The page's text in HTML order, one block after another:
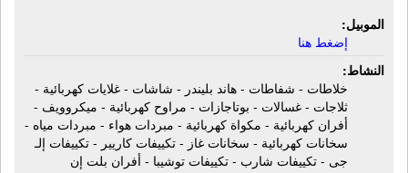
الموبيل:
إضغط هنا
النشاط:
خلاطات - شفاطات - هاند بليندر - شاشات - غلايات كهربائية -
ثلاجات - غسالات - بوتاجازات - مراوح كهربائية - ميكروويف -
أفران كهربائية - مكواة كهربائية - مبردات هواء - مبردات مياه -
سخانات كهربائية - سخانات غاز - تكييفات كاريير - تكييفات إلـ
جى - تكييفات شارب - تكييفات توشيبا - أفران بلت إن